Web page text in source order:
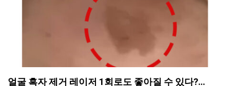
얼굴 흑자 제거 레이저 1회로도 좋아질 수 있다?…